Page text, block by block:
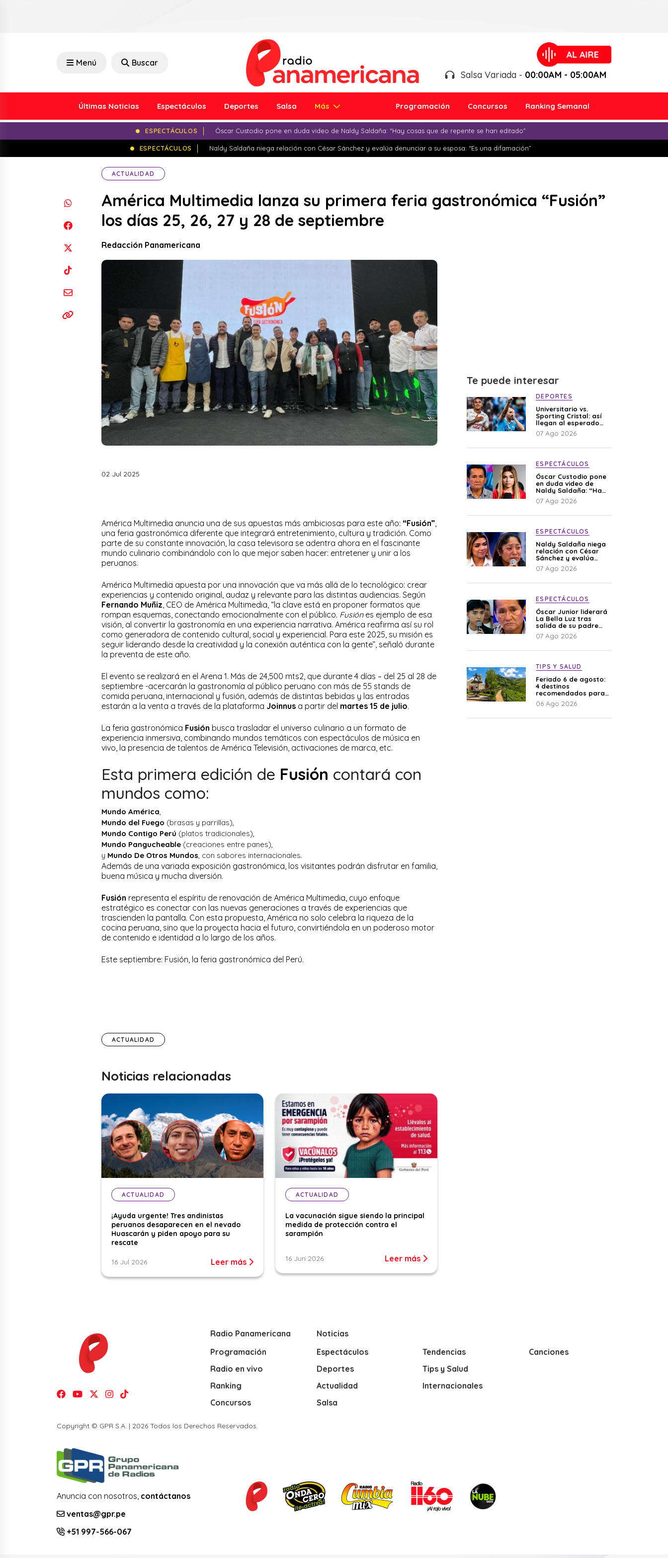
Menú Buscar
Salsa Variada - 00:00AM - 05:00AM
Últimas Noticias Espectáculos Deportes Salsa Más Programación Concursos Ranking Semanal
ESPECTÁCULOS Óscar Custodio pone en duda video de Naldy Saldaña: “Hay cosas que de repente se han editado”
ESPECTÁCULOS Naldy Saldaña niega relación con César Sánchez y evalúa denunciar a su esposa: “Es una difamación”
ACTUALIDAD
América Multimedia lanza su primera feria gastronómica “Fusión”
los días 25, 26, 27 y 28 de septiembre
Redacción Panamericana
02 Jul 2025
América Multimedia anuncia una de sus apuestas más ambiciosas para este año: “Fusión”
una feria gastronómica diferente que integrará entretenimiento, cultura y tradición. Como
parte de su constante innovación, la casa televisora se adentra ahora en el fascinante
mundo culinario combinándolo con lo que mejor saben hacer: entretener y unir a los
peruanos.
América Multimedia apuesta por una innovación que va más allá de lo tecnológico: crear
experiencias y contenido original, audaz y relevante para las distintas audiencias. Según
Fernando Muñiz , CEO de América Multimedia, “la clave está en proponer formatos que
rompan esquemas, conectando emocionalmente con el público. Fusiónes ejemplo de esa
visión, al convertir la gastronomía en una experiencia narrativa. América reafirma así su rol
como generadora de contenido cultural, social y experiencial. Para este 2025, su misión es
seguir liderando desde la creatividad y la conexión auténtica con la gente”, señaló durante
la preventa de este año.
El evento se realizará en el Arena 1. Más de 24,500 mts2, que durante 4 días – del 25 al 28 de
septiembre -acercarán la gastronomía al público peruano con más de 55 stands de
comida peruana, internacional y fusión, además de distintas bebidas y las entradas
estarán a la venta a través de la plataforma Joinnus a partir del martes 15 de julio.
La feria gastronómica Fusión busca trasladar el universo culinario a un formato de
experiencia inmersiva, combinando mundos temáticos con espectáculos de música en
vivo, la presencia de talentos de América Televisión, activaciones de marca, etc.
Esta primera edición de Fusión contará con
mundos como:
Mundo América
Mundo del Fuego (brasas y parrillas),
Mundo Contigo Perú (platos tradicionales),
Mundo Pangucheable (creaciones entre panes),
y Mundo De Otros Mundos , con sabores internacionales.
Además de una variada exposición gastronómica, los visitantes podrán disfrutar en familia,
buena música y mucha diversión.
Fusión representa el espíritu de renovación de América Multimedia, cuyo enfoque
estratégico es conectar con las nuevas generaciones a través de experiencias que
trascienden la pantalla. Con esta propuesta, América no solo celebra la riqueza de la
cocina peruana, sino que la proyecta hacia el futuro, convirtiéndola en un poderoso motor
de contenido e identidad a lo largo de los años.
Este septiembre: Fusión, la feria gastronómica del Perú.
ACTUALIDAD
Noticias relacionadas
ACTUALIDAD
¡Ayuda urgente! Tres andinistas
peruanos desaparecen en el nevado
Huascarán y piden apoyo para su
rescate
16 Jul 2026 Leer más
ACTUALIDAD
La vacunación sigue siendo la principal
medida de protección contra el
sarampión
16 Jun 2026 Leer más
Te puede interesar
DEPORTES
Universitario vs.
Sporting Cristal: así
llegan al esperado
duelo
07 Ago 2026
ESPECTÁCULOS
Óscar Custodio pone
en duda video de
Naldy Saldaña: “Hay
cosas que de repente
se han editado”
07 Ago 2026
ESPECTÁCULOS
Naldy Saldaña niega
relación con César
Sánchez y evalúa
denunciar a su
esposa: “Es una
07 Ago 2026
ESPECTÁCULOS
Óscar Junior liderará
La Bella Luz tras
salida de su padre
por polémica con
Naldy Saldaña
07 Ago 2026
TIPS Y SALUD
Feriado 6 de agosto:
4 destinos
recomendados para
disfrutar el descanso
06 Ago 2026
Radio Panamericana
Programación
Radio en vivo
Ranking
Concursos
Noticias
Espectáculos
Deportes
Actualidad
Salsa
Tendencias
Tips y Salud
Internacionales
Canciones
Copyright © GPR S.A. | 2026 Todos los Derechos Reservados.
Anuncia con nosotros, contáctanos
ventas@gpr.pe
+51 997-566-067